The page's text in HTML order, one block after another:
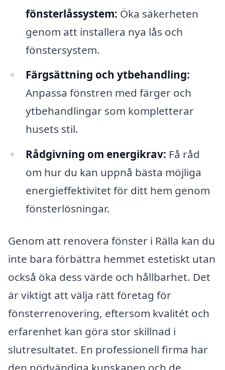
fönsterlåssystem: Öka säkerheten
genom att installera nya lås och
fönstersystem.
Färgsättning och ytbehandling:
Anpassa fönstren med färger och
ytbehandlingar som kompletterar
husets stil.
Rådgivning om energikrav: Få råd
om hur du kan uppnå bästa möjliga
energieffektivitet för ditt hem genom
fönsterlösningar.
Genom att renovera fönster i Rälla kan du
inte bara förbättra hemmet estetiskt utan
också öka dess värde och hållbarhet. Det
är viktigt att välja rätt företag för
fönsterrenovering, eftersom kvalitét och
erfarenhet kan göra stor skillnad i
slutresultatet. En professionell firma har